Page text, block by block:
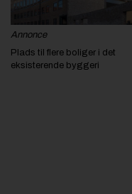
Annonce
Plads til flere boliger i det
eksisterende byggeri